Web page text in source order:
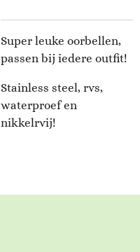
Super leuke oorbellen,
passen bij iedere outfit!
Stainless steel, rvs,
waterproef en
nikkelrvij!